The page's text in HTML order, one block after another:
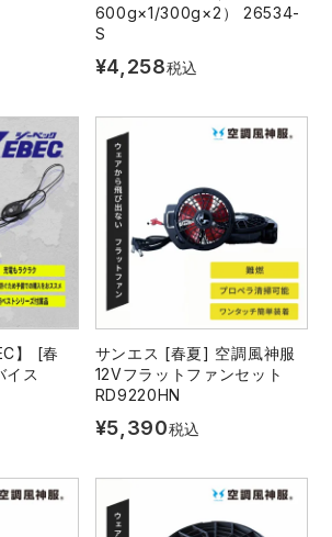
600g×1/300g×2） 26534-
S
¥4,258税込
】 [春
イス
サンエス [春夏] 空調風神服
12Vフラットファンセット
RD9220HN
¥5,390税込